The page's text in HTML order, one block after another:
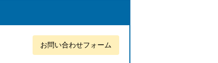
お問い合わせフォーム